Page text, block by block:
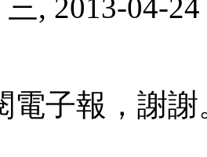
, 2013-04-
電子報，謝謝